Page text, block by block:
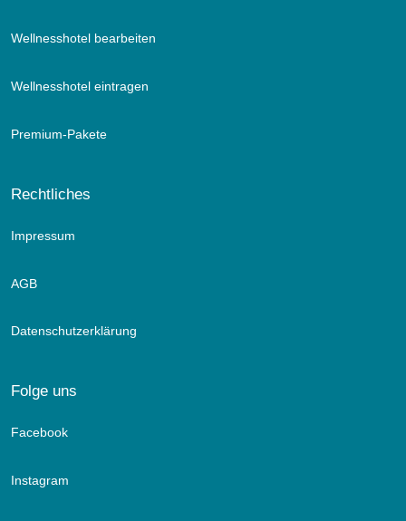
Wellnesshotel bearbeiten
Wellnesshotel eintragen
Premium-Pakete
Rechtliches
Impressum
AGB
Datenschutzerklärung
Folge uns
Facebook
Instagram